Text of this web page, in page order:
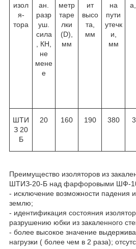
изол
я-
тора
ан.
разр
уш.
сила
, КН,
не
мене
е
метр
таре
лки
(D),
мм
ит
высо
та,
мм
на
пути
утечк
и,
мм
ШТИ
З 20
Б
20 160 190 380
Преимущество изоляторов из
ШТИЗ-20-Б над фарфоровыми ШФ-
- исключение возможности падения
землю;
- идентификация состояния
разрушению юбки из закаленного
- более высокое значение
нагрузки ( более чем в 2 раза);